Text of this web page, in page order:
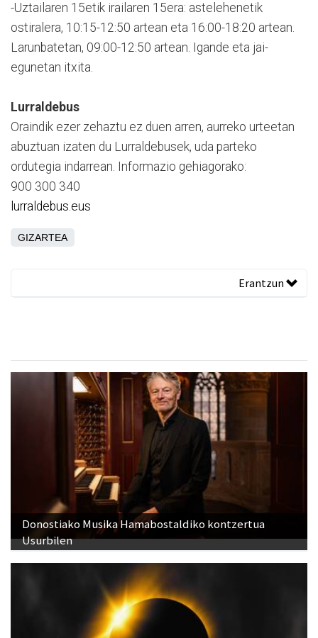
-Uztailaren 15etik irailaren 15era: astelehenetik
ostiralera, 10:15-12:50 artean eta 16:00-18:20 artean.
Larunbatetan, 09:00-12:50 artean. Igande eta jai-
egunetan itxita.
Lurraldebus
Oraindik ezer zehaztu ez duen arren, aurreko urteetan
abuztuan izaten du Lurraldebusek, uda parteko
ordutegia indarrean. Informazio gehiagorako:
900 300 340
lurraldebus.eus
GIZARTEA
Erantzun
Donostiako Musika Hamabostaldiko kontzertua
Usurbilen